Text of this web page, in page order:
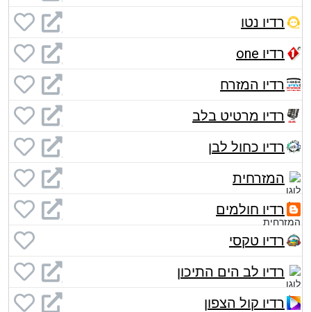
רדיו נטו
רדיו one
רדיו המזרח
רדיו מרטיט בלב
רדיו כחול לבן
המזרחית
רדיו חולמים
רדיו טקסי
רדיו לב הים התיכון
רדיו קול הצפון